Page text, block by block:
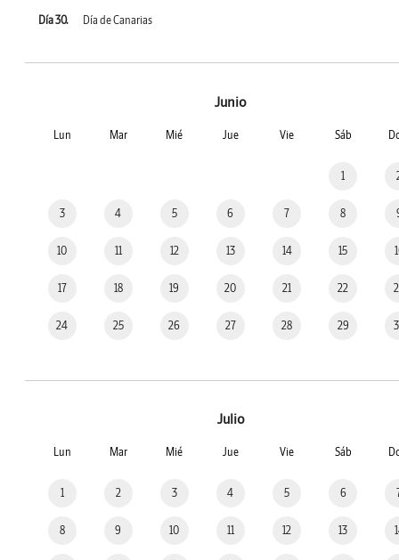
Día 30. Día de Canarias
Junio
Lun Mar Mié Jue Vie Sáb
1
3 4 5 6 7 8
10 11 12 13 14 15
17 18 19 20 21 22
24 25 26 27 28 29
Julio
Lun Mar Mié Jue Vie Sáb
1 2 3 4 5 6
8 9 10 11 12 13